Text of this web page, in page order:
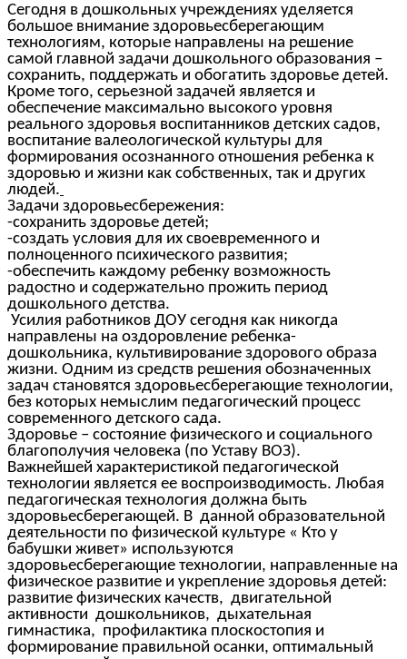
Сегодня в дошкольных учреждениях уделяется
большое внимание здоровьесберегающим
технологиям, которые направлены на решение
самой главной задачи дошкольного образования –
сохранить, поддержать и обогатить здоровье детей.
Кроме того, серьезной задачей является и
обеспечение максимально высокого уровня
реального здоровья воспитанников детских садов,
воспитание валеологической культуры для
формирования осознанного отношения ребенка к
здоровью и жизни как собственных, так и других
людей.
Задачи здоровьесбережения:
-сохранить здоровье детей;
-создать условия для их своевременного и
полноценного психического развития;
-обеспечить каждому ребенку возможность
радостно и содержательно прожить период
дошкольного детства.
Усилия работников ДОУ сегодня как никогда
направлены на оздоровление ребенка-
дошкольника, культивирование здорового образа
жизни. Одним из средств решения обозначенных
задач становятся здоровьесберегающие технологии,
без которых немыслим педагогический процесс
современного детского сада.
Здоровье – состояние физического и социального
благополучия человека (по Уставу ВОЗ).
Важнейшей характеристикой педагогической
технологии является ее воспроизводимость. Любая
педагогическая технология должна быть
здоровьесберегающей. В данной образовательной
деятельности по физической культуре « Кто у
бабушки живет» используются
здоровьесберегающие технологии, направленные на
физическое развитие и укрепление здоровья детей:
развитие физических качеств, двигательной
активности дошкольников, дыхательная
гимнастика, профилактика плоскостопия и
формирование правильной осанки, оптимальный